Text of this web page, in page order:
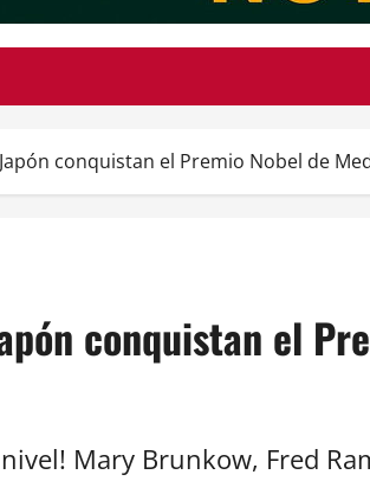
conquistan el Premio Nobel de
conquistan el
Mary Brunkow, Fred